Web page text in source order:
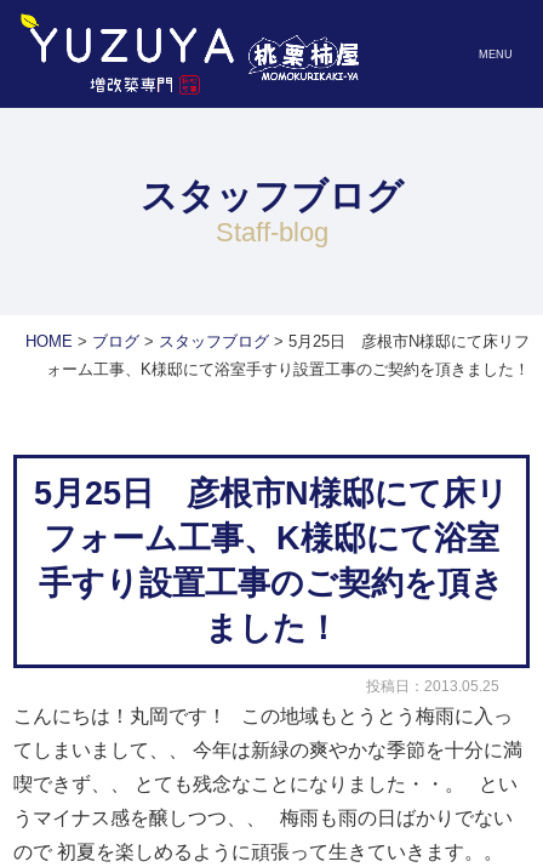
MENU
スタッフブログ
staff-blog
HOME> ブログ> スタッフブログ> 5月25日 彦根市N様邸にて床リフ
ォーム工事、K様邸にて浴室手すり設置工事のご契約を頂きました！
5月25日 彦根市N様邸にて床リ
フォーム工事、K様邸にて浴室
手すり設置工事のご契約を頂き
ました！
投稿日：2013.05.25
こんにちは！丸岡です！
この地域もとうとう梅雨に入っ
てしまいまして、、
今年は新緑の爽やかな季節を十分に満
喫できず、、
とても残念なことになりました・・。
とい
うマイナス感を醸しつつ、、
梅雨も雨の日ばかりでない
ので 初夏を楽しめるように頑張って生きていきます。。